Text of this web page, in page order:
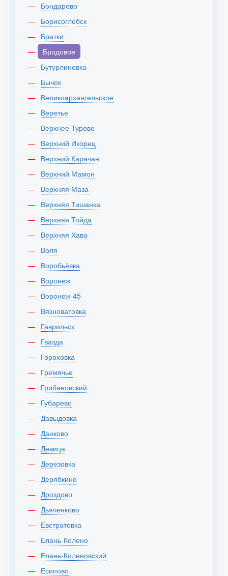
Бондарево
Борисоглебск
Братки
Бродовое
Бутурлиновка
Бычок
Великоархангельское
Веретье
Верхнее Турово
Верхний Икорец
Верхний Карачан
Верхний Мамон
Верхняя Маза
Верхняя Тишанка
Верхняя Тойда
Верхняя Хава
Воля
Воробьёвка
Воронеж
Воронеж-45
Вязноватовка
Гаврильск
Гвазда
Гороховка
Гремячье
Грибановский
Губарево
Давыдовка
Данково
Девица
Дерезовка
Дерябкино
Дроздово
Дьяченково
Евстратовка
Елань-Колено
Елань-Коленовский
Есипово